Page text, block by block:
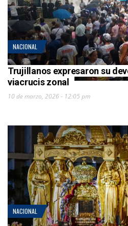
NACIONAL
Trujillanos expresaron su
viacrucis zonal
10 de marzo, 2026 - 12:05 pm
NACIONAL